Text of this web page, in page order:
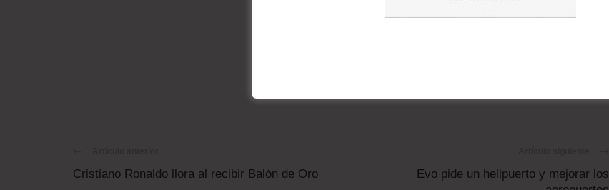
Cristiano Ronaldo llora al recibir Balón de Oro
Evo pide un helipuerto y mejorar los